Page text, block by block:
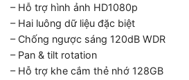
– Hỗ trợ hình ảnh HD1080p
– Hai luông dữ liệu đặc biệt
– Chống ngược sáng 120dB WDR
– Pan & tilt rotation
– Hỗ trợ khe cắm thẻ nhớ 128GB